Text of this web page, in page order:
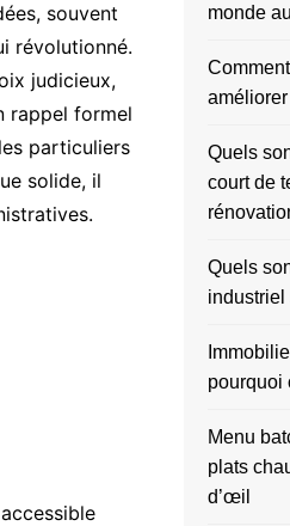
souvent
révolutionné.
judicieux,
rappel formel
particuliers
solide, il
monde
améliorer
Quels
court de
Quels
industriel
pourquoi
Menu
plats
d’œil